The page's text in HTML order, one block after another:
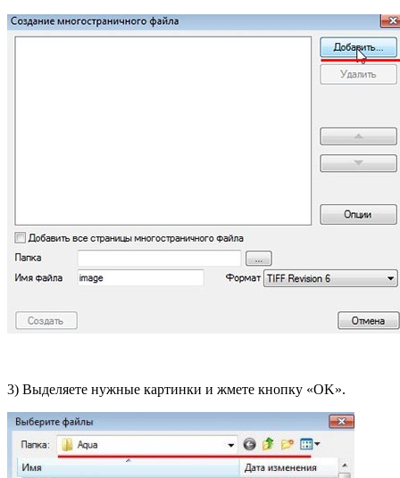
3) Выделяете нужные картинки и жмете кнопку «OK».